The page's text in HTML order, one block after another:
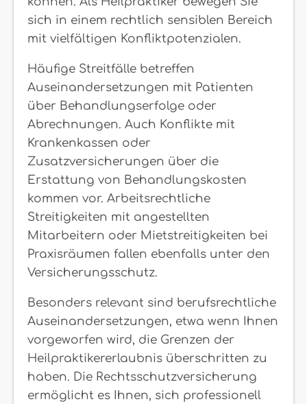
sich in einem rechtlich sensiblen Bereich
mit vielfältigen Konfliktpotenzialen.
Häufige Streitfälle betreffen
Auseinandersetzungen mit Patienten
über Behandlungserfolge oder
Abrechnungen. Auch Konflikte mit
Krankenkassen oder
Zusatzversicherungen über die
Erstattung von Behandlungskosten
kommen vor. Arbeitsrechtliche
Streitigkeiten mit angestellten
Mitarbeitern oder Mietstreitigkeiten bei
Praxisräumen fallen ebenfalls unter den
Versicherungsschutz.
Besonders relevant sind berufsrechtliche
Auseinandersetzungen, etwa wenn Ihnen
vorgeworfen wird, die Grenzen der
Heilpraktikererlaubnis überschritten zu
haben. Die Rechtsschutzversicherung
ermöglicht es Ihnen, sich professionell